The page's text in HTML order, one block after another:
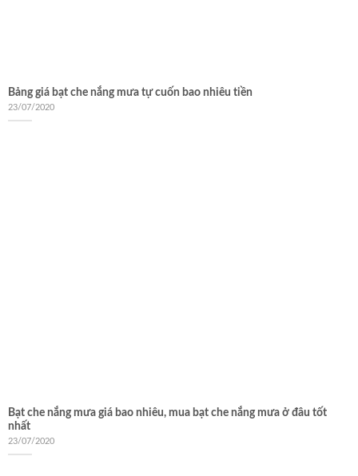
Bảng giá bạt che nắng mưa tự cuốn bao nhiêu tiền
23/07/2020
Bạt che nắng mưa giá bao nhiêu, mua bạt che nắng mưa ở đâu tốt
nhất
23/07/2020